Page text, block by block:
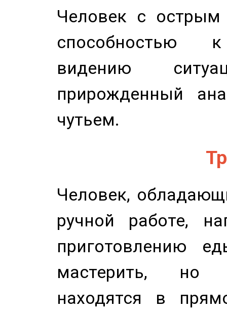
Человек с
способностью к
видению
прирожденный
чутьем.
Человек,
ручной работе,
приготовлению
мастерить, но
находятся в